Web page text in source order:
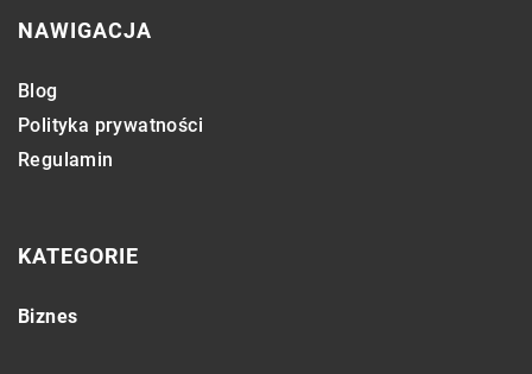
NAWIGACJA
Blog
Polityka prywatności
Regulamin
KATEGORIE
Biznes